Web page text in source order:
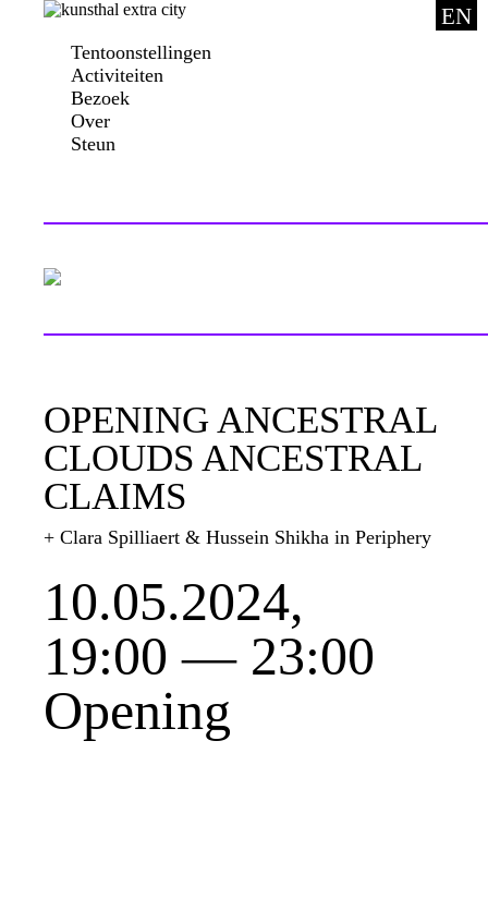
Tentoonstellingen
Activiteiten
Bezoek
Over
Steun
EN
OPENING ANCESTRAL
CLOUDS ANCESTRAL
CLAIMS
+ Clara Spilliaert & Hussein Shikha in Periphery
10.05.2024,
19:00 — 23:00
Opening